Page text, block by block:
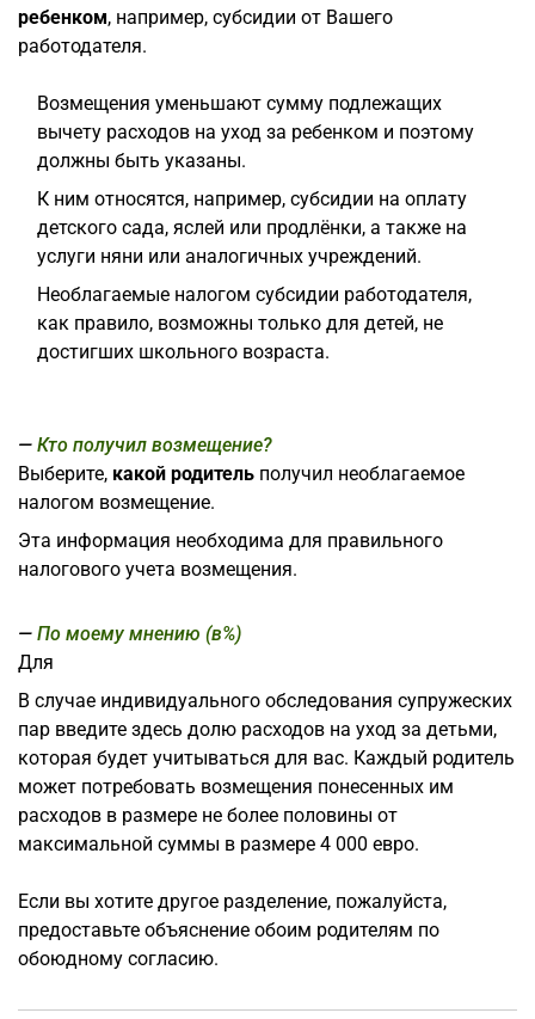
ребенком, например, субсидии от Вашего
работодателя.
Возмещения уменьшают сумму подлежащих
вычету расходов на уход за ребенком и поэтому
должны быть указаны.
К ним относятся, например, субсидии на оплату
детского сада, яслей или продлёнки, а также на
услуги няни или аналогичных учреждений.
Необлагаемые налогом субсидии работодателя,
как правило, возможны только для детей, не
достигших школьного возраста.
Кто получил возмещение?
Выберите, какой родитель получил необлагаемое
налогом возмещение.
Эта информация необходима для правильного
налогового учета возмещения.
По моему мнению (в%)
Для
В случае индивидуального обследования супружеских
пар введите здесь долю расходов на уход за детьми,
которая будет учитываться для вас. Каждый родитель
может потребовать возмещения понесенных им
расходов в размере не более половины от
максимальной суммы в размере 4 000 евро.
Если вы хотите другое разделение, пожалуйста,
предоставьте объяснение обоим родителям по
обоюдному согласию.